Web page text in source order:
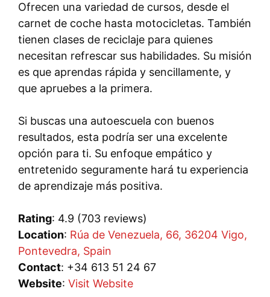
Ofrecen una variedad de cursos, desde el
carnet de coche hasta motocicletas. También
tienen clases de reciclaje para quienes
necesitan refrescar sus habilidades. Su misión
es que aprendas rápida y sencillamente, y
que apruebes a la primera.
Si buscas una autoescuela con buenos
resultados, esta podría ser una excelente
opción para ti. Su enfoque empático y
entretenido seguramente hará tu experiencia
de aprendizaje más positiva.
Rating: 4.9 (703 reviews)
Location: Rúa de Venezuela, 66, 36204 Vigo,
Pontevedra, Spain
Contact: +34 613 51 24 67
Website: Visit Website